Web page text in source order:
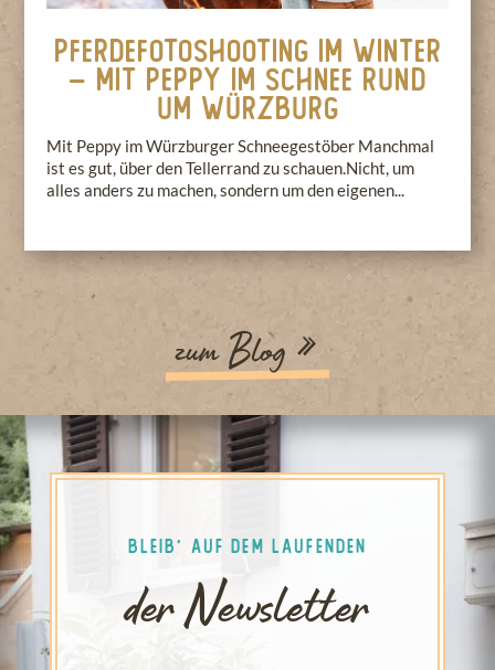
Pferdefotoshooting im Winter
– Mit Peppy im Schnee rund
um Würzburg
Mit Peppy im Würzburger Schneegestöber Manchmal
ist es gut, über den Tellerrand zu schauen.Nicht, um
alles anders zu machen, sondern um den eigenen...
zum Blog »
Bleib' auf dem Laufenden
der Newsletter